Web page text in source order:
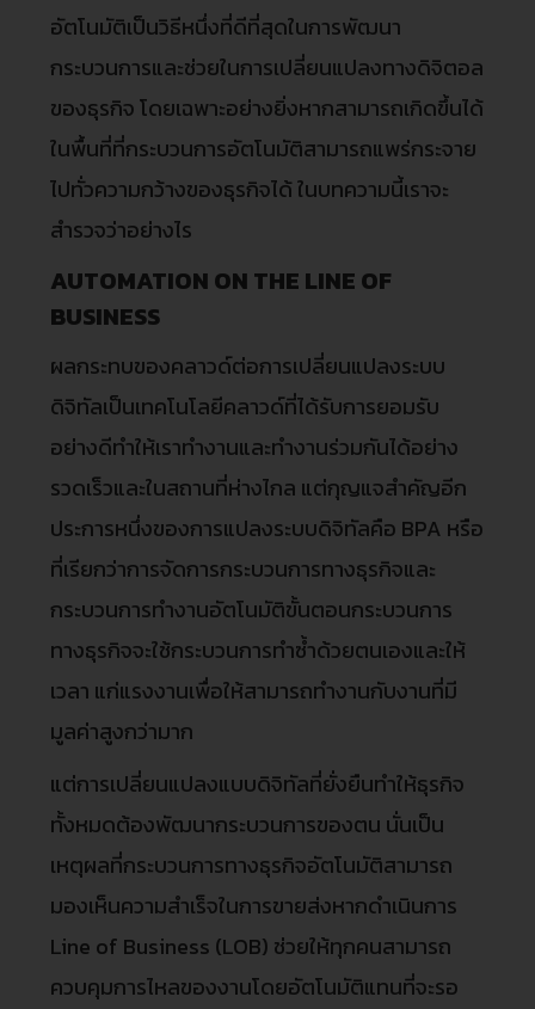
อัตโนมัติเป็นวิธีหนึ่งที่ดีที่สุดในการพัฒนา
กระบวนการและช่วยในการเปลี่ยนแปลงทางดิจิตอล
ของธุรกิจ โดยเฉพาะอย่างยิ่งหากสามารถเกิดขึ้นได้
ในพื้นที่ที่กระบวนการอัตโนมัติสามารถแพร่กระจาย
ไปทั่วความกว้างของธุรกิจได้ ในบทความนี้เราจะ
สำรวจว่าอย่างไร
AUTOMATION ON THE LINE OF
BUSINESS
ผลกระทบของคลาวด์ต่อการเปลี่ยนแปลงระบบ
ดิจิทัลเป็นเทคโนโลยีคลาวด์ที่ได้รับการยอมรับ
อย่างดีทำให้เราทำงานและทำงานร่วมกันได้อย่าง
รวดเร็วและในสถานที่ห่างไกล แต่กุญแจสำคัญอีก
ประการหนึ่งของการแปลงระบบดิจิทัลคือ BPA หรือ
ที่เรียกว่าการจัดการกระบวนการทางธุรกิจและ
กระบวนการทำงานอัตโนมัติขั้นตอนกระบวนการ
ทางธุรกิจจะใช้กระบวนการทำซ้ำด้วยตนเองและให้
เวลา แก่แรงงานเพื่อให้สามารถทำงานกับงานที่มี
มูลค่าสูงกว่ามาก
แต่การเปลี่ยนแปลงแบบดิจิทัลที่ยั่งยืนทำให้ธุรกิจ
ทั้งหมดต้องพัฒนากระบวนการของตน นั่นเป็น
เหตุผลที่กระบวนการทางธุรกิจอัตโนมัติสามารถ
มองเห็นความสำเร็จในการขายส่งหากดำเนินการ
Line of Business (LOB) ช่วยให้ทุกคนสามารถ
ควบคุมการไหลของงานโดยอัตโนมัติแทนที่จะรอ